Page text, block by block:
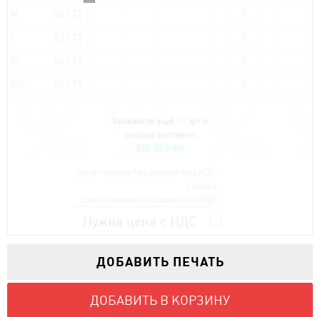
ДОБАВИТЬ ПЕЧАТЬ
ДОБАВИТЬ В КОРЗИНУ